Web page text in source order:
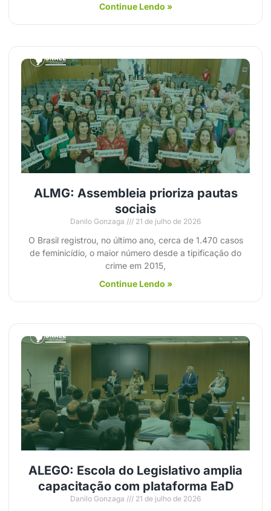
Continue Lendo »
ALMG: Assembleia prioriza pautas
sociais
Danilo Gonzaga 21 de julho de 2026
O Brasil registrou, no último ano, cerca de 1.470 casos
de feminicídio, o maior número desde a tipificação do
crime em 2015,
Continue Lendo »
ALEGO: Escola do Legislativo amplia
capacitação com plataforma EaD
Danilo Gonzaga 21 de julho de 2026